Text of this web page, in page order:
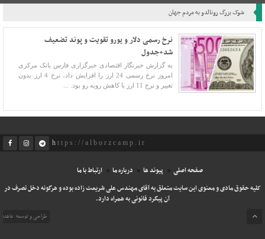
شوک بزرگ رونالدو به مردم جهان
نرخ رسمی دلار و یورو تقویت و پوند تضعیف
شد+جدول
به گزارش خبرنگار اقتصادی خبرگزاری فارس بانک مرکزی
امروز نرخ رسمی 24 ارز را افزایش داد، نرخ 4 ارز بدون
تغییر و نرخ 11 ارز با کاهش رو‌به رو بود. ...
https://alborzcamp.ir
صفحه اصلی پیوند ها درباره ما
ارتباط با ما
کلیه حقوق مادی و معنوی این سایت متعلق به آقای مهندس علی شریعت زاده بوده و هرگونه دخل تصرف در
آن پیگرد قانونی به همراه دارد.
طراحی و توسعه